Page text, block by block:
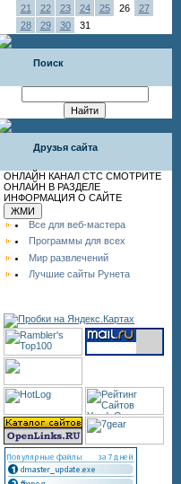
21
22 23 24 25 26
27
28
29 30 31
Поиск
Друзья сайта
ОНЛАЙН КАНАЛ СТС СМОТРИТЕ
ОНЛАЙН В РАЗДЕЛЕ
ИНФОРМАЦИЯ О САЙТЕ
Все для веб-мастера
Программы для всех
Мир развлечений
Лучшие сайты Рунета